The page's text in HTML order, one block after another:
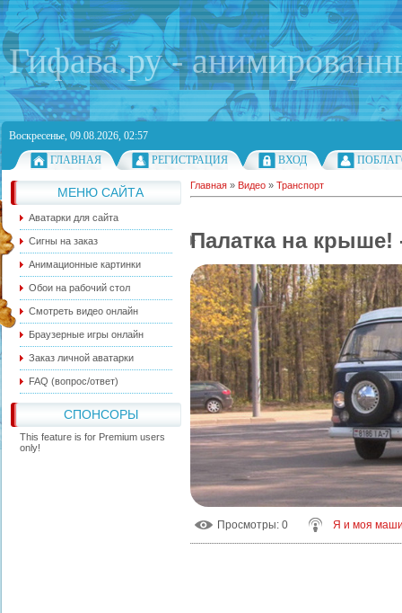
Гифава.ру -
Воскресенье, 09.08.2026, 02:57
ГЛАВНАЯ
РЕГИСТРАЦИЯ ВХОД
МЕНЮ САЙТА
Аватарки для сайта
Сигны на заказ
Анимационные картинки
Обои на рабочий стол
Смотреть видео онлайн
Браузерные игры онлайн
Заказ личной аватарки
FAQ (вопрос/ответ)
СПОНСОРЫ
This feature is for Premium users
only!
Главная » Видео » Транспорт
Палатка на крыше!
Просмотры: 0 Я и моя